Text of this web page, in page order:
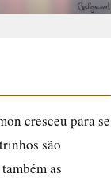
cresceu para se
são
as